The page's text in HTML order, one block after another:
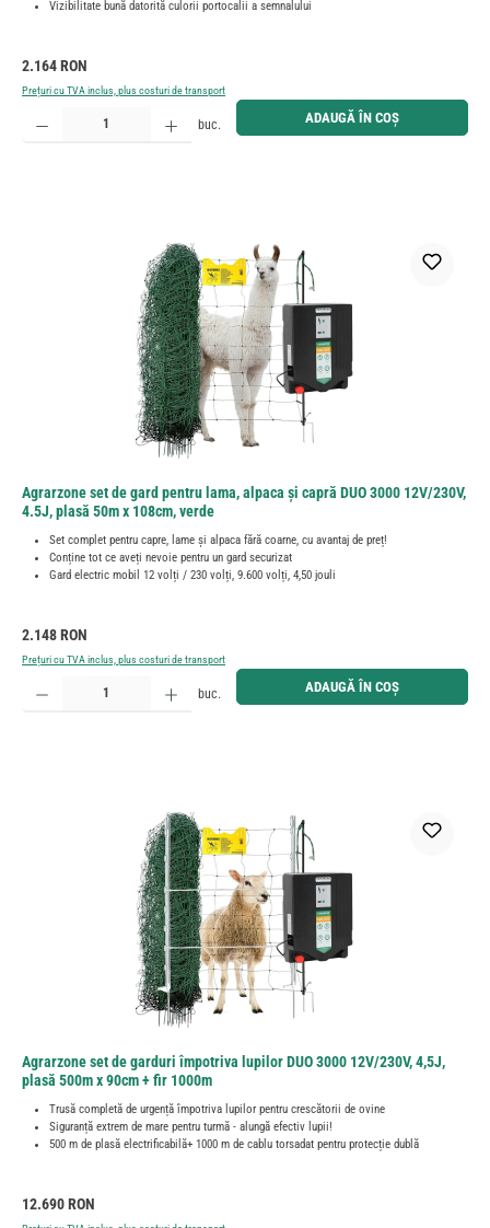
Vizibilitate bună datorită culorii portocalii a semnalului
Preț obișnuit:
2.164 RON
Prețuri cu TVA inclus, plus costuri de transport
Cantitate produs: Introduceți cantitatea dorită sau utilizați butoanele pentru a mări sau micșora
buc. ADAUGĂ ÎN COȘ
Agrarzone set de gard pentru lama, alpaca și capră DUO 3000 12V/230V,
4.5J, plasă 50m x 108cm, verde
Set complet pentru capre, lame și alpaca fără coarne, cu avantaj de preț!
Conține tot ce aveți nevoie pentru un gard securizat
Gard electric mobil 12 volți / 230 volți, 9.600 volți, 4,50 jouli
Preț obișnuit:
2.148 RON
Prețuri cu TVA inclus, plus costuri de transport
Cantitate produs: Introduceți cantitatea dorită sau utilizați butoanele pentru a mări sau micșora
buc. ADAUGĂ ÎN COȘ
Agrarzone set de garduri împotriva lupilor DUO 3000 12V/230V, 4,5J,
plasă 500m x 90cm + fir 1000m
Trusă completă de urgență împotriva lupilor pentru crescătorii de ovine
Siguranță extrem de mare pentru turmă - alungă efectiv lupii!
500 m de plasă electrificabilă+ 1000 m de cablu torsadat pentru protecție dublă
Preț obișnuit:
12.690 RON